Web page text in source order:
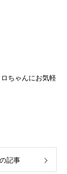
ちゃんにお気軽
記事